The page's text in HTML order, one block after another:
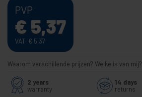
PVP
€ 5,37
VAT: € 5,37
Waarom verschillende prijzen? Welke is van mij?
2 years
warranty
14 days
returns